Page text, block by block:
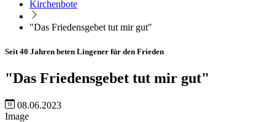
Kirchenbote
"Das Friedensgebet tut mir gut"
Seit 40 Jahren beten Lingener für den Frieden
"Das Friedensgebet tut mir gut"
08.06.2023
Image